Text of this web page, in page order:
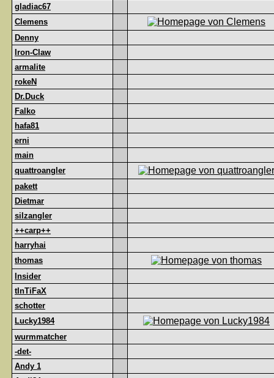
gladiac67
Clemens
Denny
Iron-Claw
armalite
rokeN
Dr.Duck
Falko
hafa81
erni
main
quattroangler
pakett
Dietmar
silzangler
++carp++
harryhai
thomas
Insider
tInTiFaX
schotter
Lucky1984
wurmmatcher
-det-
Andy 1